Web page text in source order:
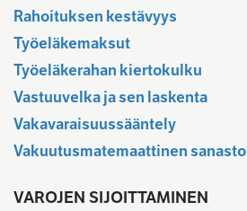
Rahoituksen kestävyys
Työeläkemaksut
Työeläkerahan kiertokulku
Vastuuvelka ja sen laskenta
Vakavaraisuussääntely
Vakuutusmatemaattinen sanasto
VAROJEN SIJOITTAMINEN